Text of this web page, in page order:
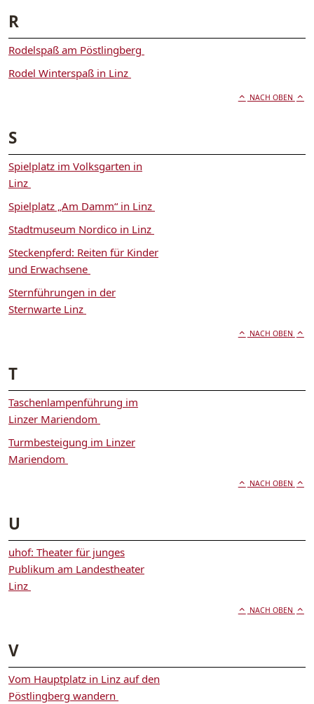
R
Rodelspaß am Pöstlingberg
Rodel Winterspaß in Linz
NACH OBEN
S
Spielplatz im Volksgarten in
Linz
Spielplatz „Am Damm“ in Linz
Stadtmuseum Nordico in Linz
Steckenpferd: Reiten für Kinder
und Erwachsene
Sternführungen in der
Sternwarte Linz
NACH OBEN
T
Taschenlampenführung im
Linzer Mariendom
Turmbesteigung im Linzer
Mariendom
NACH OBEN
U
uhof: Theater für junges
Publikum am Landestheater
Linz
NACH OBEN
V
Vom Hauptplatz in Linz auf den
Pöstlingberg wandern